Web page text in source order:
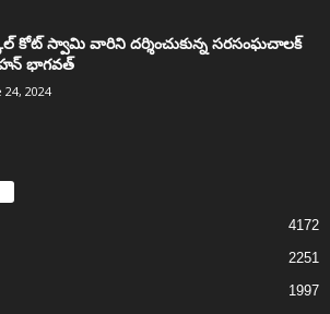
కోట్‌ స్వామి వారిని దర్శించుకున్న సరసంఘచాలక్
భాగవత్
24, 2024
4172
2251
1997